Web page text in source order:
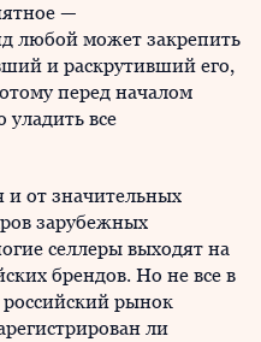
—
любой может закрепить
и раскрутивший его,
перед началом
уладить все
и от значительных
зарубежных
селлеры выходят на
брендов. Но не все в
рынок
ли